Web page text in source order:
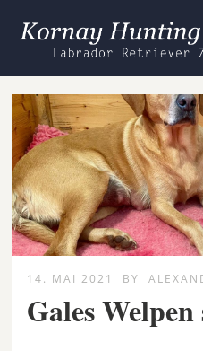
14. MAI 2021 BY
Gales